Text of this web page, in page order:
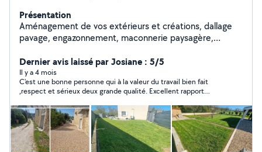
Présentation
Aménagement de vos extérieurs et créations, dallage
pavage, engazonnement, maconnerie paysagère,
services à la personne dans l'entretien de jardin : tonte
de pelouse, taille de haies, débroussaillage. Mais aussi
surveillance temporaire de domicile,travaux de
bricolage, d'intérieur, professionnalisme, proximité et
prestations adaptées à vos besoins. Profitez de 50%*
de crédit d'impôt sur nos services, pour un confort
accessible et un extérieur toujours soigné. *CESU
ACCEPTÉ A bientôt
Dernier avis laissé par Josiane : 5/5
Il y a 4 mois
C'est une bonne personne qui à la valeur du travail bien fait
,respect et sérieux deux grande qualité. Excellent rapport
services c'est une personne sûr.